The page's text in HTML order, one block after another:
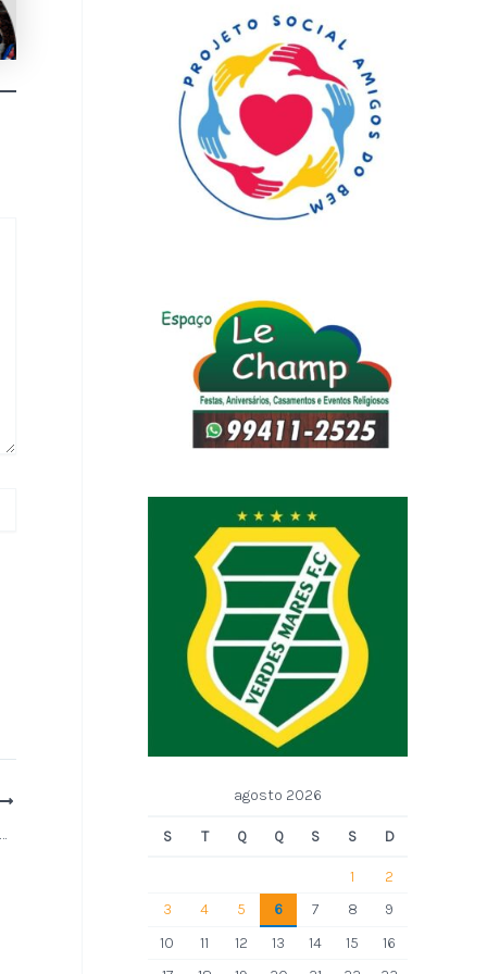
Presidenta Érika Emídio assina ordem de serviço para construção da primeira sede própria da Câmara Municipal
agosto 2026
S T Q Q S S D
1
2
3
4 5 6 7 8
9
10
11 12 13 14 15
16